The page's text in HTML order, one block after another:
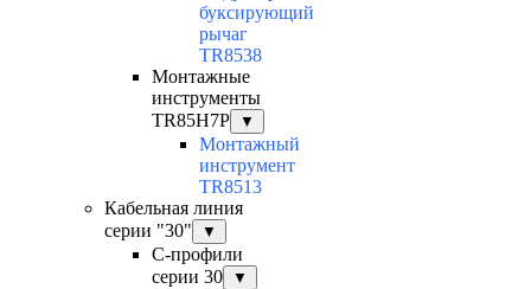
буксирующий
рычаг
TR8538
Монтажные
инструменты
TR85H7P
▼
Монтажный
инструмент
TR8513
Кабельная линия
серии "30"
▼
С-профили
серии 30
▼